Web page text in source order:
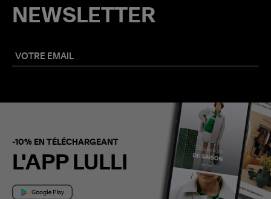
NEWSLETTER
-10% EN TÉLÉCHARGEANT
L'APP LULLI